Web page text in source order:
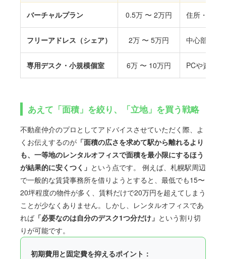
バーチャルプラン 0.5万 〜 2万円 住所・登記
フリーアドレス（シェア） 2万 〜 5万円 中心部のラ
専用デスク・小規模個室 6万 〜 10万円 PCや資料
あえて「面積」を絞り、「立地」を買う戦略
不動産仲介のプロとしてアドバイスさせていただく際、よ
くお伝えするのが 「面積の広さを求めて駅から離れるより
も、一等地のレンタルオフィスで面積を最小限にするほう
が結果的に安くつく」 という点です。 例えば、札幌駅周辺
で一般的な賃貸事務所を借りようとすると、最低でも15〜
20坪程度の物件が多く、賃料だけで20万円を超えてしまう
ことが少なくありません。しかし、レンタルオフィスであ
れば 「必要なのは自分のデスク1つ分だけ」 という割り切
りが可能です。
初期費用と固定費を抑えるポイント：